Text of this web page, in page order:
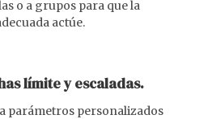
o a grupos para que la
actúe.
límite y escaladas.
parámetros personalizados